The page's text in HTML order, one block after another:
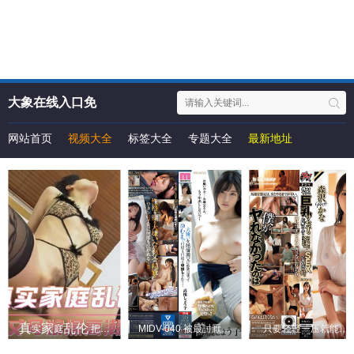
大象在线入口免
费观看电视剧
网站首页 视频大全 标签大全 专题大全 最新地址
实 庭 把丈 了『360 』
MIDV-040 被最討厭的義父 危險 致
只要轻轻一压就能
慣らされた …。 篠 代
溢 角滴落 量
舞蹈 [刘 X] ~ 度 度